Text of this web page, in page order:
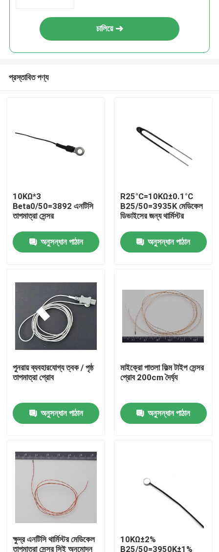
পণ্য
VR প্রদর্শন
মান নিয়ন্ত্রণ
যোগাযোগ করুন
মেডিকেল তাপমাত্রা সেন্সর
সারফেস মাউন্ট তাপমাত্রা সেন্সর
এনটিসি তাপমাত্রা সেন্সর
চালিয়ে
প্রস্তাবিত পণ্য
10KΩ*3
Beta0/50=3892 এনটিসি
তাপমাত্রা সেন্সর
অনুসন্ধান পাঠান
R25°C=10KΩ±0.1°C
B25/50=3935K মেডিকেল
ডিভাইসের জন্য থার্মিস্টর
অনুসন্ধান পাঠান
পুনরায় ব্যবহারযোগ্য ত্বক / পৃষ্ঠ
তাপমাত্রা প্রোব
অনুসন্ধান পাঠান
মাইক্রো পাতলা ফিল্ম টাইপ সেন্সর
প্রোব 200cm দৈর্ঘ্য
অনুসন্ধান পাঠান
ক্ষুদ্র এনটিসি থার্মিস্টর মেডিকেল
তাপমাত্রা সেন্সর সিই অনুমোদন
10KΩ±2%
B25/50=3950K±1%